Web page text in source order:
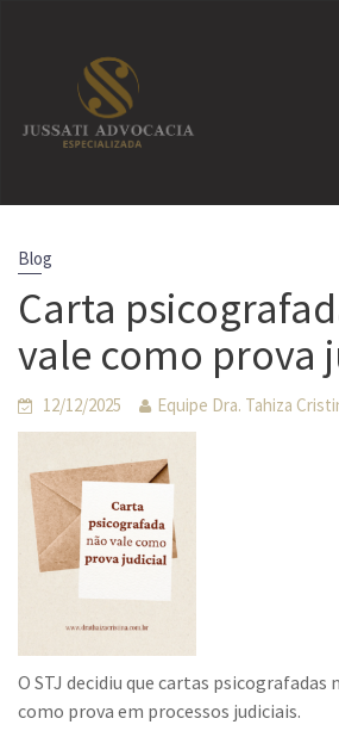
Blog
Carta
vale como prova
12/12/2025 Equipe Dra. Tahiza
O STJ decidiu que cartas psicografadas
como prova em processos judiciais.